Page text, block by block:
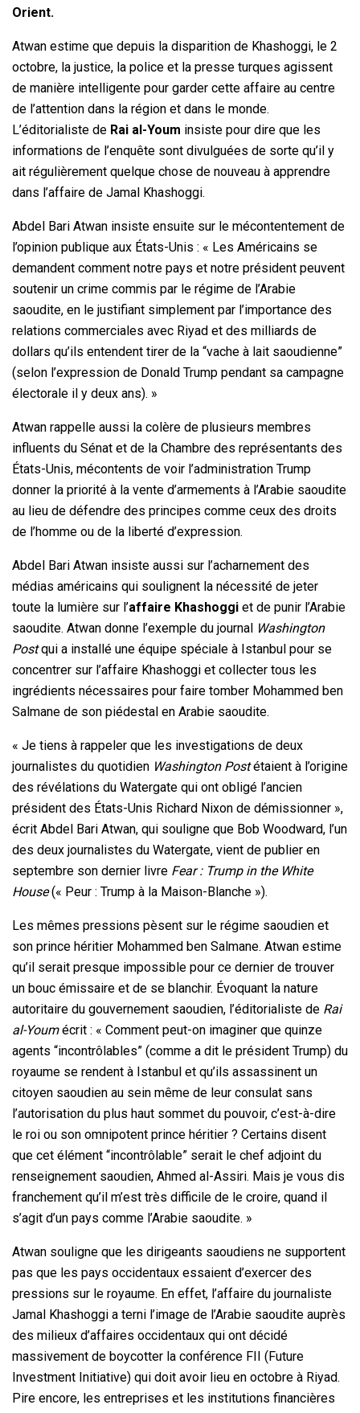
Orient.
Atwan estime que depuis la disparition de Khashoggi, le 2
octobre, la justice, la police et la presse turques agissent
de manière intelligente pour garder cette affaire au centre
de l’attention dans la région et dans le monde.
L’éditorialiste de Rai al-Youm insiste pour dire que les
informations de l’enquête sont divulguées de sorte qu’il y
ait régulièrement quelque chose de nouveau à apprendre
dans l’affaire de Jamal Khashoggi.
Abdel Bari Atwan insiste ensuite sur le mécontentement de
l’opinion publique aux États-Unis : « Les Américains se
demandent comment notre pays et notre président peuvent
soutenir un crime commis par le régime de l’Arabie
saoudite, en le justifiant simplement par l’importance des
relations commerciales avec Riyad et des milliards de
dollars qu’ils entendent tirer de la “vache à lait saoudienne”
(selon l’expression de Donald Trump pendant sa campagne
électorale il y deux ans). »
Atwan rappelle aussi la colère de plusieurs membres
influents du Sénat et de la Chambre des représentants des
États-Unis, mécontents de voir l’administration Trump
donner la priorité à la vente d’armements à l’Arabie saoudite
au lieu de défendre des principes comme ceux des droits
de l’homme ou de la liberté d’expression.
Abdel Bari Atwan insiste aussi sur l’acharnement des
médias américains qui soulignent la nécessité de jeter
toute la lumière sur l’affaire Khashoggi et de punir l’Arabie
saoudite. Atwan donne l’exemple du journal Washington
Postqui a installé une équipe spéciale à Istanbul pour se
concentrer sur l’affaire Khashoggi et collecter tous les
ingrédients nécessaires pour faire tomber Mohammed ben
Salmane de son piédestal en Arabie saoudite.
« Je tiens à rappeler que les investigations de deux
journalistes du quotidien Washington Postétaient à l’origine
des révélations du Watergate qui ont obligé l’ancien
président des États-Unis Richard Nixon de démissionner »,
écrit Abdel Bari Atwan, qui souligne que Bob Woodward, l’un
des deux journalistes du Watergate, vient de publier en
septembre son dernier livre Fear : Trump in the White
House(« Peur : Trump à la Maison-Blanche »).
Les mêmes pressions pèsent sur le régime saoudien et
son prince héritier Mohammed ben Salmane. Atwan estime
qu’il serait presque impossible pour ce dernier de trouver
un bouc émissaire et de se blanchir. Évoquant la nature
autoritaire du gouvernement saoudien, l’éditorialiste de Rai
al-Youmécrit : « Comment peut-on imaginer que quinze
agents “incontrôlables” (comme a dit le président Trump) du
royaume se rendent à Istanbul et qu’ils assassinent un
citoyen saoudien au sein même de leur consulat sans
l’autorisation du plus haut sommet du pouvoir, c’est-à-dire
le roi ou son omnipotent prince héritier ? Certains disent
que cet élément “incontrôlable” serait le chef adjoint du
renseignement saoudien, Ahmed al-Assiri. Mais je vous dis
franchement qu’il m’est très difficile de le croire, quand il
s’agit d’un pays comme l’Arabie saoudite. »
Atwan souligne que les dirigeants saoudiens ne supportent
pas que les pays occidentaux essaient d’exercer des
pressions sur le royaume. En effet, l’affaire du journaliste
Jamal Khashoggi a terni l’image de l’Arabie saoudite auprès
des milieux d’affaires occidentaux qui ont décidé
massivement de boycotter la conférence FII (Future
Investment Initiative) qui doit avoir lieu en octobre à Riyad.
Pire encore, les entreprises et les institutions financières